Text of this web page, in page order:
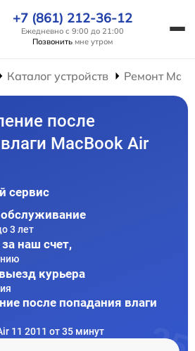
+7 (861) 212-36-12
Ежедневно с 9:00 до 21:00
Позвонить мне утром
Каталог устройств Ремонт
после
MacBook Air
сервис
3 лет
наш счет,
курьера
после попадания влаги
11 2011 от 35 минут